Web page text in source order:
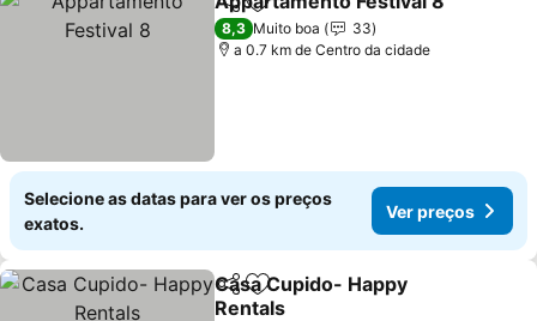
PartilharAdicionar aos favoritos
8,3 Muito boa
33
a 0.7 km de Centro da cidade
Selecione as datas para ver os preços
exatos.
Ver preços
PartilharAdicionar aos favoritos
Casa Cupido- Happy
Rentals